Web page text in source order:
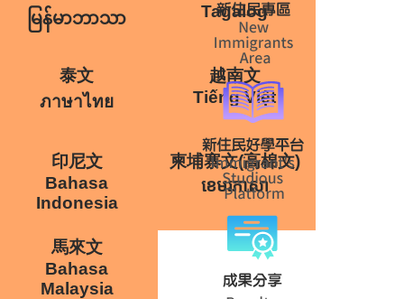
မြန်မာဘာသာ
Tagalog
泰文
ภาษาไทย
越南文
Tiếng Việt
印尼文
Bahasa
Indonesia
柬埔寨文(高棉文)
ខេមរភាសា
馬來文
Bahasa
Malaysia